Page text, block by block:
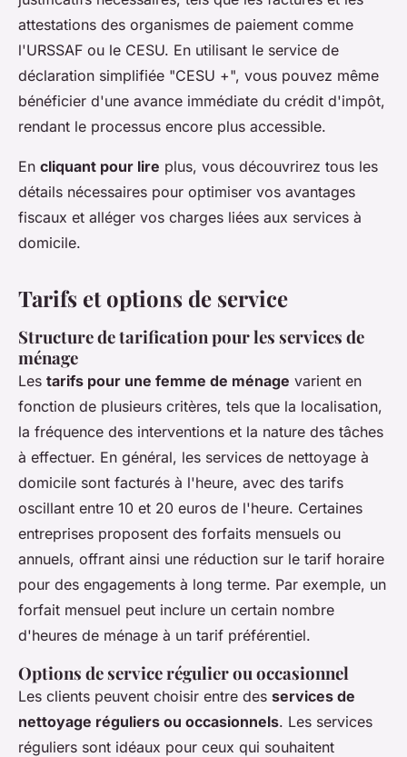
attestations des organismes de paiement comme
l'URSSAF ou le CESU. En utilisant le service de
déclaration simplifiée "CESU +", vous pouvez même
bénéficier d'une avance immédiate du crédit d'impôt,
rendant le processus encore plus accessible.
En cliquant pour lire plus, vous découvrirez tous les
détails nécessaires pour optimiser vos avantages
fiscaux et alléger vos charges liées aux services à
domicile.
Tarifs et options de service
Structure de tarification pour les services de
ménage
Les tarifs pour une femme de ménage varient en
fonction de plusieurs critères, tels que la localisation,
la fréquence des interventions et la nature des tâches
à effectuer. En général, les services de nettoyage à
domicile sont facturés à l'heure, avec des tarifs
oscillant entre 10 et 20 euros de l'heure. Certaines
entreprises proposent des forfaits mensuels ou
annuels, offrant ainsi une réduction sur le tarif horaire
pour des engagements à long terme. Par exemple, un
forfait mensuel peut inclure un certain nombre
d'heures de ménage à un tarif préférentiel.
Options de service régulier ou occasionnel
Les clients peuvent choisir entre des services de
nettoyage réguliers ou occasionnels. Les services
réguliers sont idéaux pour ceux qui souhaitent